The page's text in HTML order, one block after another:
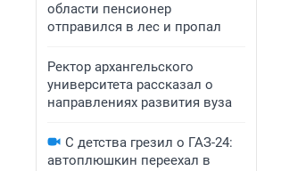
области пенсионер
отправился в лес и пропал
Ректор архангельского
университета рассказал о
направлениях развития вуза
С детства грезил о ГАЗ-24:
автоплюшкин переехал в